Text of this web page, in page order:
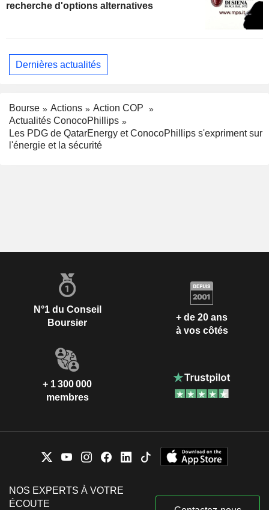
recherche d'options alternatives
Dernières actualités
Bourse Actions
Action COP
Actualités ConocoPhillips
Les PDG de QatarEnergy et ConocoPhillips s'expriment sur
l'énergie et la sécurité
N°1 du Conseil
Boursier
+ de 20 ans
à vos côtés
+ 1 300 000
membres
NOS EXPERTS À VOTRE
ÉCOUTE